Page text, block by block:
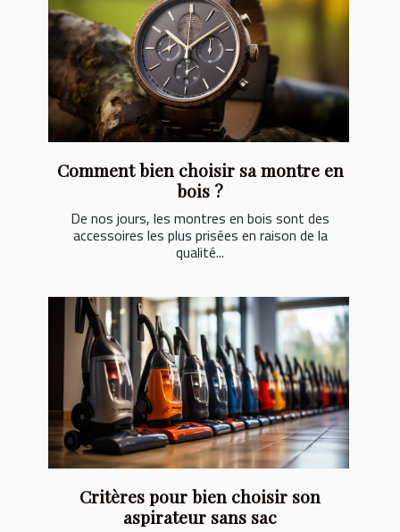
Comment bien choisir sa montre en
bois ?
De nos jours, les montres en bois sont des
accessoires les plus prisées en raison de la
qualité...
Critères pour bien choisir son
aspirateur sans sac